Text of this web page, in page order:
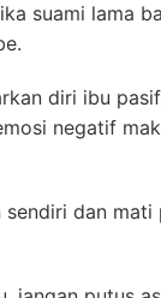
suami lama
diri ibu
negatif
sendiri dan mati